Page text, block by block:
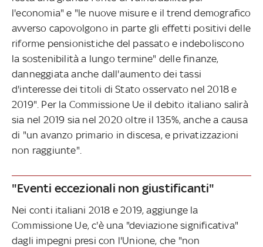
l'economia" e "le nuove misure e il trend demografico
avverso capovolgono in parte gli effetti positivi delle
riforme pensionistiche del passato e indeboliscono
la sostenibilità a lungo termine" delle finanze,
danneggiata anche dall'aumento dei tassi
d'interesse dei titoli di Stato osservato nel 2018 e
2019". Per la Commissione Ue il debito italiano salirà
sia nel 2019 sia nel 2020 oltre il 135%, anche a causa
di "un avanzo primario in discesa, e privatizzazioni
non raggiunte".
"Eventi eccezionali non giustificanti"
Nei conti italiani 2018 e 2019, aggiunge la
Commissione Ue, c'è una "deviazione significativa"
dagli impegni presi con l'Unione, che "non